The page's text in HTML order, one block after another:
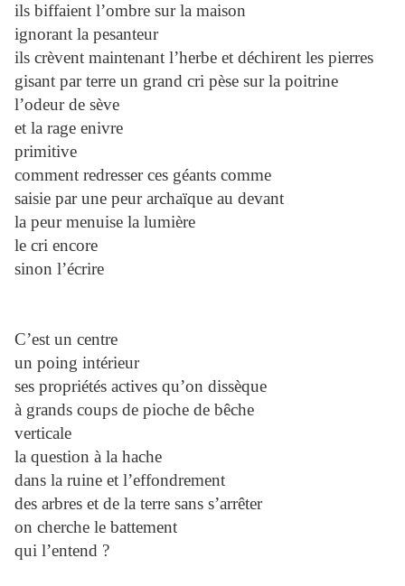
ils biffaient l’ombre sur la maison
ignorant la pesanteur
ils crèvent maintenant l’herbe et déchirent les pierres
gisant par terre un grand cri pèse sur la poitrine
l’odeur de sève
et la rage enivre
primitive
comment redresser ces géants comme
saisie par une peur archaïque au devant
la peur menuise la lumière
le cri encore
sinon l’écrire
C’est un centre
un poing intérieur
ses propriétés actives qu’on dissèque
à grands coups de pioche de bêche
verticale
la question à la hache
dans la ruine et l’effondrement
des arbres et de la terre sans s’arrêter
on cherche le battement
qui l’entend ?